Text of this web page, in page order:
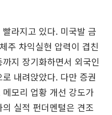
라지고 있다. 미국발 금
주 차익실현 압력이 겹친
지 장기화하면서 외국인
내려앉았다. 다만 증권
모리 업황 개선 강도가
실적 펀더멘털은 견조